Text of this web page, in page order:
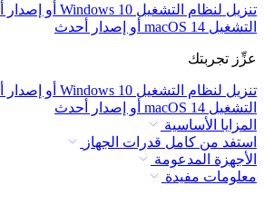
تنزيل لنظام التشغيل Windows 10 أو إصدار أحدث
التشغيل macOS 14 أو إصدار أحدث
عزِّز تجربتك
تنزيل لنظام التشغيل Windows 10 أو إصدار أحدث
التشغيل macOS 14 أو إصدار أحدث
المزايا الأساسية
استفد من كامل قدرات الجهاز
الأجهزة المدعومة
معلومات مفيدة